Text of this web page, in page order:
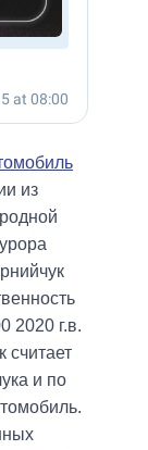
из
2020 г.в.
считает
и по